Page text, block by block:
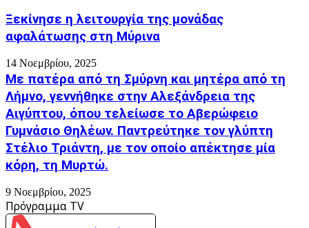
Ξεκίνησε η λειτουργία της μονάδας
αφαλάτωσης στη Μύρινα
14 Νοεμβρίου, 2025
Με πατέρα από τη Σμύρνη και μητέρα από τη
Λήμνο, γεννήθηκε στην Αλεξάνδρεια της
Αιγύπτου, όπου τελείωσε το Αβερώφειο
Γυμνάσιο Θηλέων. Παντρεύτηκε τον γλύπτη
Στέλιο Τριάντη, με τον οποίο απέκτησε μία
κόρη, τη Μυρτώ.
9 Νοεμβρίου, 2025
Πρόγραμμα TV